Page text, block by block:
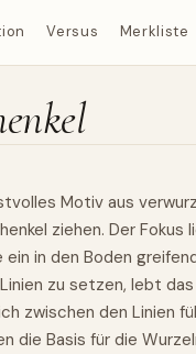
Versus Merkliste
Motiv aus
ziehen. Der Fokus
ein in den Boden
zu setzen, lebt
zwischen den Linien
die Basis für die